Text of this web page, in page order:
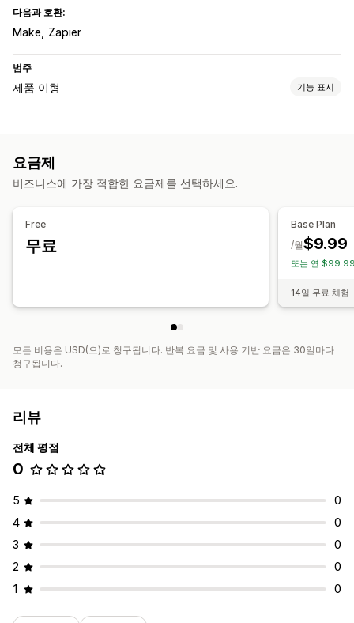
다음과 호환:
Make Zapier
범주
제품 이형 기능 표시
이형 상품 표시
요금제
비즈니스에 가장 적합한 요금제를 선택하세요.
Free
무료
Base Plan
$9.99
/월
또는 연
14일 무료 체험
모든 비용은 USD(으)로 청구됩니다. 반복 요금 및 사용 기반 요금은 30일마다
청구됩니다.
리뷰
전체 평점
0
5
0
4
0
3
0
2
0
1
0